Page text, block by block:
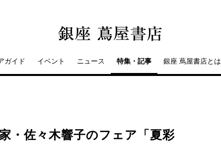
ガイド イベント ニュース 特集・記事 銀座 蔦屋書店とは
・佐々木響子のフェア「夏彩